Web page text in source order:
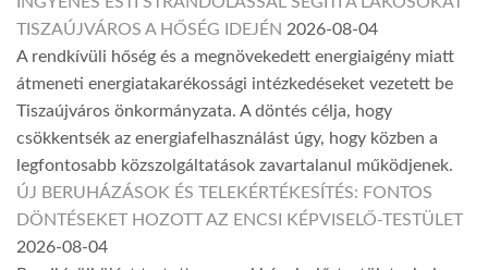
TISZAÚJVÁROS A HŐSÉG IDEJÉN 2026-08-04
A rendkívüli hőség és a megnövekedett energiaigény miatt
átmeneti energiatakarékossági intézkedéseket vezetett be
Tiszaújváros önkormányzata. A döntés célja, hogy
csökkentsék az energiafelhasználást úgy, hogy közben a
legfontosabb közszolgáltatások zavartalanul működjenek.
ÚJ BERUHÁZÁSOK ÉS TELEKÉRTÉKESÍTÉS: FONTOS
DÖNTÉSEKET HOZOTT AZ ENCSI KÉPVISELŐ-TESTÜLET
2026-08-04